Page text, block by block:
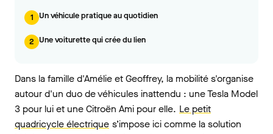
1 Un véhicule pratique au quotidien
2 Une voiturette qui crée du lien
Dans la famille d'Amélie et Geoffrey, la mobilité s'organise
autour d'un duo de véhicules inattendu : une Tesla Model
3 pour lui et une Citroën Ami pourelle. Le petit
quadricycle électrique s’impose ici comme la solution